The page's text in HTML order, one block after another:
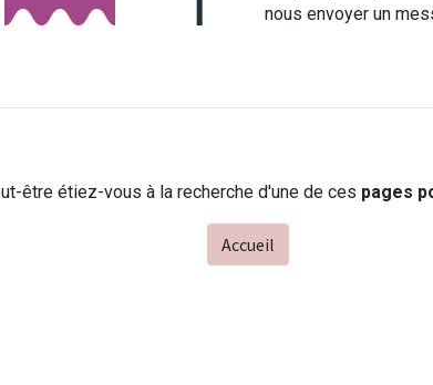
nous envoyer un
être étiez-vous à la recherche d'une de ces pages
Accueil